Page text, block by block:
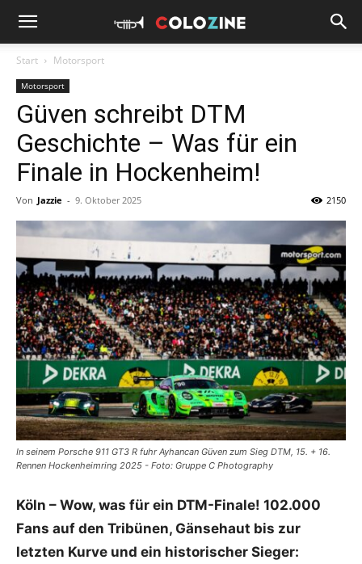
Start Motorsport
Motorsport
Güven schreibt DTM
Geschichte – Was für ein
Finale in Hockenheim!
Von Jazzie - 9. Oktober 2025 2150
In seinem Porsche 911 GT3 R fuhr Ayhancan Güven zum Sieg DTM, 15. + 16.
Rennen Hockenheimring 2025 - Foto: Gruppe C Photography
Köln – Wow, was für ein DTM-Finale! 102.000
Fans auf den Tribünen, Gänsehaut bis zur
letzten Kurve und ein historischer Sieger: